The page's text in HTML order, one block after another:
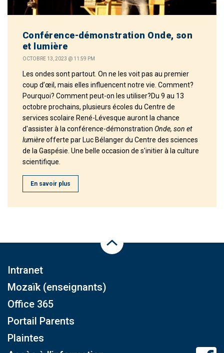
Conférence-démonstration Onde, son
et lumière
OCTOBRE 13, 2023 @ 11:59 PM
​Les ondes sont partout. On ne les voit pas au premier
coup d’œil, mais elles influencent notre vie. Comment?
Pourquoi? Comment peut-on les utiliser?Du 9 au 13
octobre prochains, plusieurs écoles du Centre de
services scolaire René-Lévesque auront la chance
d'assister à la conférence-démonstration Onde, son et
lumièreofferte par Luc Bélanger du Centre des sciences
de la Gaspésie. Une belle occasion de s'initier à la culture
scientifique.
En savoir plus
Intranet
Mozaïk (enseignants)
Office 365
Portail Parents
Plaintes